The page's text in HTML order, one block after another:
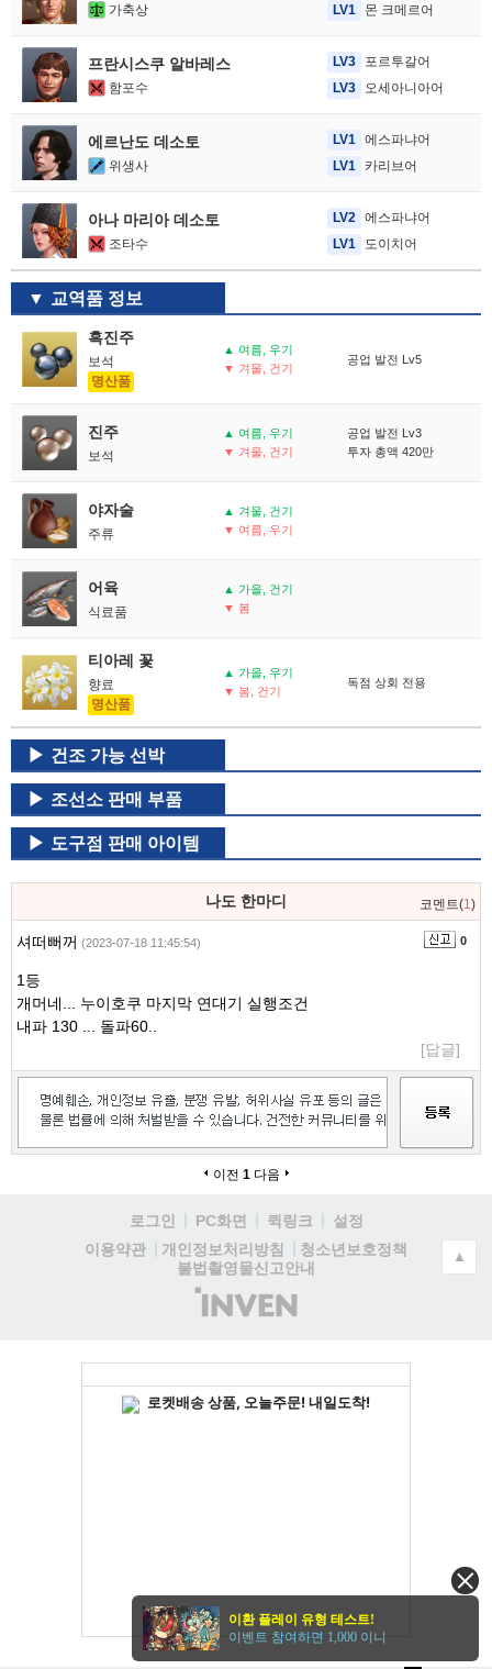
가축상
LV1
몬 크메르어
프란시스쿠 알바레스
함포수
LV3
포르투갈어
LV3
오세아니아어
에르난도 데소토
위생사
LV1
에스파냐어
LV1
카리브어
아나 마리아 데소토
조타수
LV2
에스파냐어
LV1
도이치어
교역품 정보
흑진주
보석
명산품
▲ 여름, 우기
▼ 겨울, 건기
공업 발전 Lv5
진주
보석
▲ 여름, 우기
▼ 겨울, 건기
공업 발전 Lv3
투자 총액 420만
야자술
주류
▲ 겨울, 건기
▼ 여름, 우기
어육
식료품
▲ 가을, 건기
▼ 봄
티아레 꽃
향료
명산품
▲ 가을, 우기
▼ 봄, 건기
독점 상회 전용
건조 가능 선박
도구점 판매 아이템
조선소 판매 부품
나도 한마디 코멘트(1)
셔떠뻐꺼 (2023-07-18 11:45:54) 0
1등
개머네... 누이호쿠 마지막 연대기 실행조건
내파 130 ... 돌파60..
[답글]
이전 1 다음
로그인 PC화면 퀵링크
설정
이용약관
개인정보처리방침
청소년보호정책
불법촬영물신고안내
(주)
인
▲
이환 플레이 유형 테스트!
이벤트 참여하면 1,000 이니